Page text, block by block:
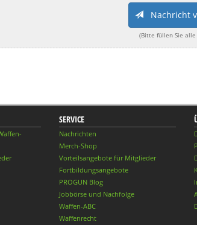
Nachricht
(Bitte füllen Sie alle
SERVICE
Nachrichten
Merch-Shop
Vorteilsangebote für Mitglieder
Fortbildungsangebote
PROGUN Blog
Jobbörse und Nachfolge
Waffen-ABC
Waffenrecht